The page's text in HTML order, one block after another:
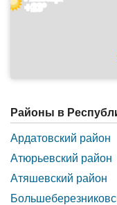
+23°
Районы в
Ардатовский район
Атюрьевский район
Атяшевский район